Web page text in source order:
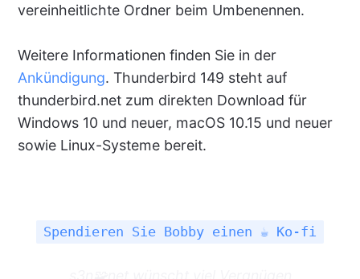
vereinheitlichte Ordner beim Umbenennen.
Weitere Informationen finden Sie in der
Ankündigung. Thunderbird 149 steht auf
thunderbird.net zum direkten Download für
Windows 10 und neuer, macOS 10.15 und neuer
sowie Linux-Systeme bereit.
Spendieren Sie Bobby einen ☕ Ko-fi